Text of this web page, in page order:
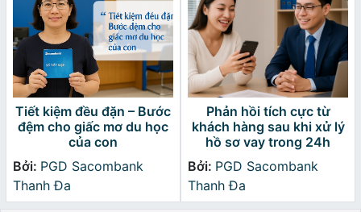
Tiết kiệm đều đặn – Bước
đệm cho giấc mơ du học
của con
Bởi: PGD Sacombank
Thanh Đa
Phản hồi tích cực từ
khách hàng sau khi xử lý
hồ sơ vay trong 24h
Bởi: PGD Sacombank
Thanh Đa